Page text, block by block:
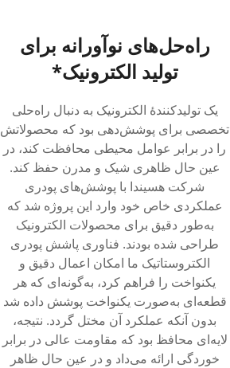
راه‌حل‌های نوآورانه برای
تولید الکترونیک*
یک تولیدکنندهٔ الکترونیک به دنبال راه‌حلی
تخصصی برای پوشش‌دهی بود که محصولاتش
را در برابر عوامل محیطی محافظت کند، در
عین حال ظاهری شیک و مدرن حفظ کند.
شرکت هسیندا با پوشش‌های پودری
عملکردی خاص خود وارد این پروژه شد که
به‌طور دقیق برای محصولات الکترونیک
طراحی شده بودند. فناوری پاشش پودری
الکتروستاتیک ما امکان اعمال دقیق و
یکنواخت را فراهم کرد، به‌گونه‌ای که هر
قطعه‌ای به‌صورت یکنواخت پوشش داده شد
بدون آنکه عملکرد آن مختل گردد. نتیجه،
لایه‌ای محافظ بود که مقاومت عالی در برابر
خوردگی ارائه می‌داد و در عین حال ظاهر